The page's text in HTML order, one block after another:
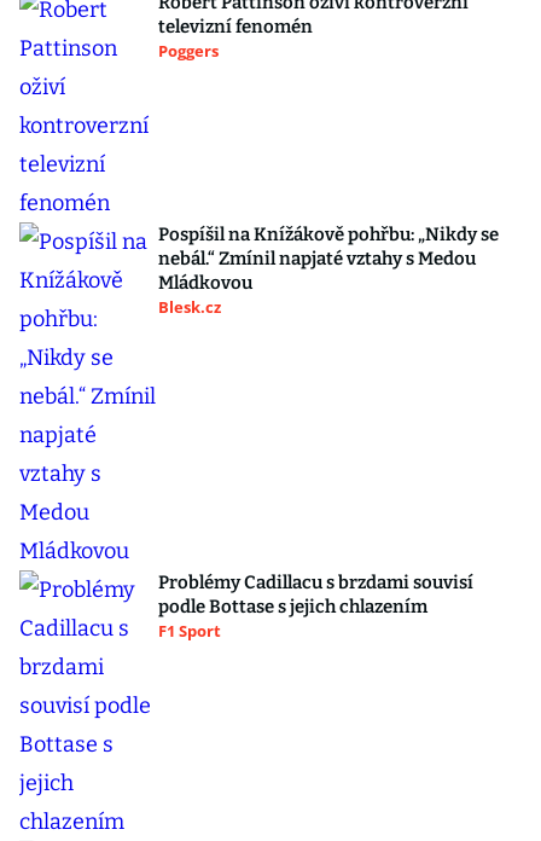
televizní fenomén
Poggers
Pospíšil na Knížákově pohřbu: „Nikdy se
nebál.“ Zmínil napjaté vztahy s Medou
Mládkovou
Blesk.cz
Problémy Cadillacu s brzdami souvisí
podle Bottase s jejich chlazením
F1 Sport